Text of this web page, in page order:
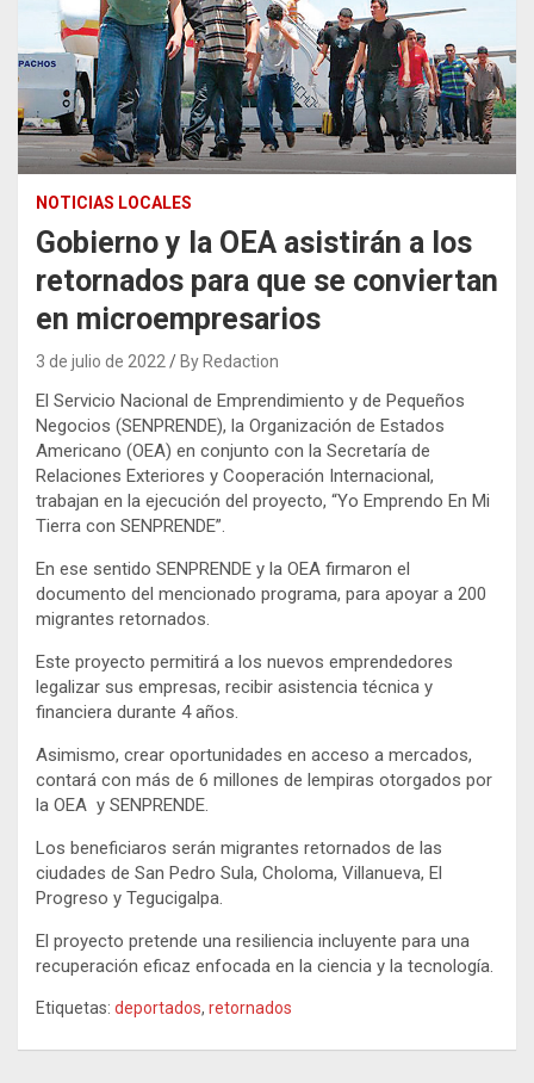
NOTICIAS LOCALES
Gobierno y la OEA asistirán a los
retornados para que se conviertan
en microempresarios
3 de julio de 2022 By Redaction
El Servicio Nacional de Emprendimiento y de Pequeños
Negocios (SENPRENDE), la Organización de Estados
Americano (OEA) en conjunto con la Secretaría de
Relaciones Exteriores y Cooperación Internacional,
trabajan en la ejecución del proyecto, “Yo Emprendo En Mi
Tierra con SENPRENDE”.
En ese sentido SENPRENDE y la OEA firmaron el
documento del mencionado programa, para apoyar a 200
migrantes retornados.
Este proyecto permitirá a los nuevos emprendedores
legalizar sus empresas, recibir asistencia técnica y
financiera durante 4 años.
Asimismo, crear oportunidades en acceso a mercados,
contará con más de 6 millones de lempiras otorgados por
la OEA y SENPRENDE.
Los beneficiaros serán migrantes retornados de las
ciudades de San Pedro Sula, Choloma, Villanueva, El
Progreso y Tegucigalpa.
El proyecto pretende una resiliencia incluyente para una
recuperación eficaz enfocada en la ciencia y la tecnología.
Etiquetas: deportados, retornados